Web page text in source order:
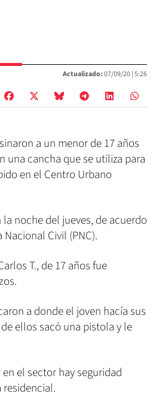
Actualizado:07/09/20 |5:26
a un menor de 17 años
una cancha que se utiliza para
en el Centro Urbano
noche del jueves, de acuerdo
Civil (PNC).
T., de 17 años fue
a donde el joven hacía sus
ellos sacó una pistola y le
el sector hay seguridad
residencial.